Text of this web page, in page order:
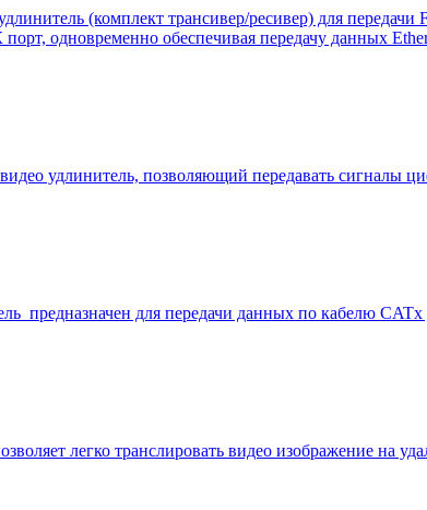
(комплект трансивер/ресивер) для
одновременно обеспечивая передачу данных
удлинитель, позволяющий передавать сигналы
предназначен для передачи данных по кабелю
легко транслировать видео изображение на